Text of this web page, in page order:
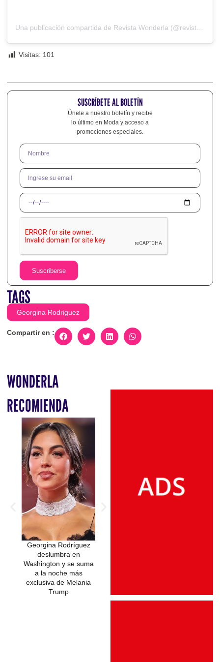
Visitas: 101
SUSCRÍBETE AL BOLETÍN
Únete a nuestro boletín y recibe
lo último en Moda y acceso a
promociones especiales.
Suscriberse
TAGS
Georgina Rodriguez
Compartir en :
WONDERLA
RECOMIENDA
Georgina Rodríguez
deslumbra en
Washington y se suma
a la noche más
exclusiva de Melania
Trump